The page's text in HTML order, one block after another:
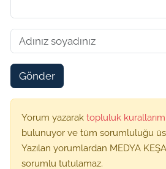
Gönder
Yorum yazarak topluluk
bulunuyor ve tüm sorumluluğu
Yazılan yorumlardan MEDYA
sorumlu tutulamaz.